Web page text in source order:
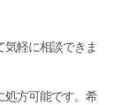
気軽に相談できま
処方可能です。希